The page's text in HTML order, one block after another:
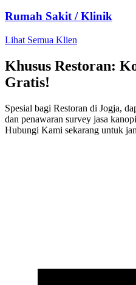
Rumah Sakit / Klinik
Lihat Semua Klien
Khusus Restoran:
Gratis!
Spesial bagi Restoran di Jogja,
dan penawaran survey jasa
Hubungi Kami sekarang untuk